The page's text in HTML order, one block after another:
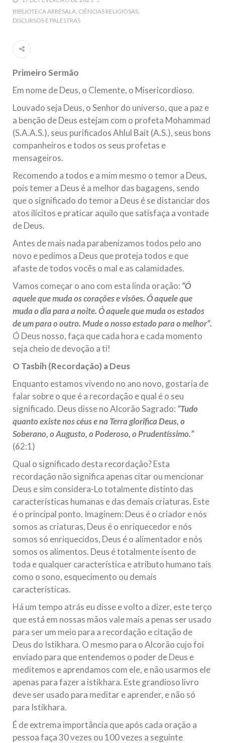
5 DE NOVEMBRO DE 2013
Ano Novo Islâmico e Início de Muharam
Islâmico no Brasil parabeniza a nação islâmica pela chegada
no ano novo muçulmano de 1435 Hejrita. Desejamos a
todos os irmãos e irmãs um novo
10 DE NOVEMBRO DE 2013
Falecimento do Imam Ali Ibn Al-Hussein
Em nome de Deus, o Clemente, o Misericordioso! Diante da
data em que relembramos o martírio do quarto Imam dos
muçulmanos, o Imam Ali Ibn Al-Hussein Ibn Ali Ibn Abi Táleb
(A.S.), conhecido por “Zein Al-Ábidin” (Formosura
NOTÍCIAS
Centro Islâmico no Brasil recebe o ex-
ministro das Relações Exteriores da
República Islâmica do Irã
Brasil recebeu em sua sede, em São Paulo, o ex-ministro das
Relações Exteriores da República Islâmica do Irã, Sr. Kamal
Kharrazi, que encontra-se visitando
BIBLIOTECA ARRESALA CIÊNCIAS RELIGIOSAS
DISCURSOS E PALESTRAS
Primeiro Sermão
Em nome de Deus, o Clemente, o Misericordioso.
Louvado seja Deus, o Senhor do universo, que a paz e
a benção de Deus estejam com o profeta Mohammad
(S.A.A.S.), seus purificados Ahlul Bait (A.S.), seus bons
companheiros e todos os seus profetas e
mensageiros.
Recomendo a todos e a mim mesmo o temor a Deus,
pois temer a Deus é a melhor das bagagens, sendo
que o significado do temor a Deus é se distanciar dos
atos ilícitos e praticar aquilo que satisfaça a vontade
de Deus.
Antes de mais nada parabenizamos todos pelo ano
novo e pedimos a Deus que proteja todos e que
afaste de todos vocês o mal e as calamidades.
Vamos começar o ano com esta linda oração: “Ó
aquele que muda os corações e visões. Ó aquele que
muda o dia para a noite. Ó aquele que muda os estados
de um para o outro. Mude o nosso estado para o melhor”.
Ó Deus nosso, faça que cada hora e cada momento
seja cheio de devoção a ti!
O Tasbih (Recordação) a Deus
Enquanto estamos vivendo no ano novo, gostaria de
falar sobre o que é a recordação e qual é o seu
significado. Deus disse no Alcorão Sagrado: “Tudo
quanto existe nos céus e na Terra glorifica Deus, o
Soberano, o Augusto, o Poderoso, o Prudentíssimo.”
(62:1)
Qual o significado desta recordação? Esta
recordação não significa apenas citar ou mencionar
Deus e sim considera-Lo totalmente distinto das
características humanas e das demais criaturas. Este
é o principal ponto. Imaginem: Deus é o criador e nós
somos as criaturas, Deus é o enriquecedor e nós
somos só enriquecidos, Deus é o alimentador e nós
somos os alimentos. Deus é totalmente isento de
toda e qualquer característica e atributo humano tais
como o sono, esquecimento ou demais
características.
Há um tempo atrás eu disse e volto a dizer, este terço
que está em nossas mãos vale mais a penas ser usado
para ser um meio para a recordação e citação de
Deus do Istikhara. O mesmo para o Alcorão cujo foi
enviado para que entendemos o poder de Deus e
meditemos e aprendamos com ele, e não usarmos ele
apenas para fazer a istikhara. Este grandioso livro
deve ser usado para meditar e aprender, e não só
para Istikhara.
É de extrema importância que após cada oração a
pessoa faça 30 vezes ou 100 vezes a seguinte